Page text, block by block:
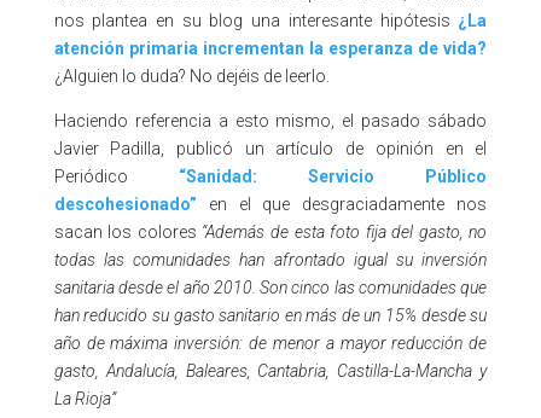
nos plantea en su blog una interesante hipótesis ¿La
atención primaria incrementan la esperanza de vida?
¿Alguien lo duda? No dejéis de leerlo.
Haciendo referencia a esto mismo, el pasado sábado
Javier Padilla, publicó un artículo de opinión en el
Periódico “Sanidad: Servicio Público
descohesionado” en el que desgraciadamente nos
sacan los colores “Además de esta foto fija del gasto, no
todas las comunidades han afrontado igual su inversión
sanitaria desde el año 2010. Son cinco las comunidades que
han reducido su gasto sanitario en más de un 15% desde su
año de máxima inversión: de menor a mayor reducción de
gasto, Andalucía, Baleares, Cantabria, Castilla-La-Mancha y
La Rioja”